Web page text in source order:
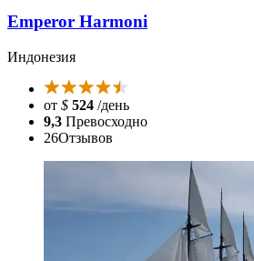
Emperor Harmoni
Индонезия
от $ 524 /день
9,3 Превосходно
26Отзывов